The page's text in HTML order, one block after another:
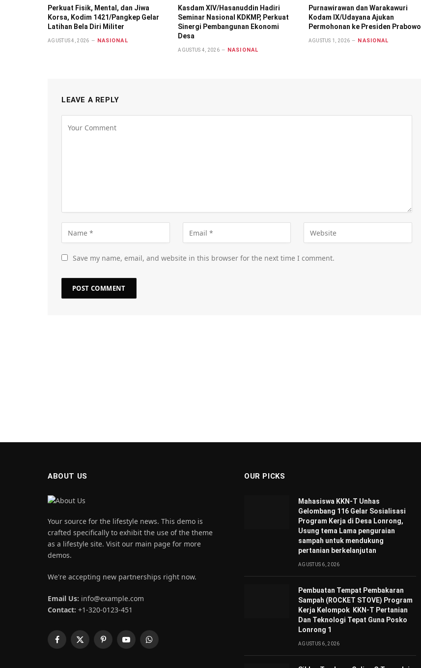
Perkuat Fisik, Mental, dan Jiwa
Korsa, Kodim 1421/Pangkep Gelar
Latihan Bela Diri Militer
AGUSTUS 4, 2026 NASIONAL
Kasdam XIV/Hasanuddin Hadiri
Seminar Nasional KDKMP, Perkuat
Sinergi Pembangunan Ekonomi
Desa
AGUSTUS 4, 2026 NASIONAL
Purnawirawan dan Warakawuri
Kodam IX/Udayana Ajukan
Permohonan ke Presiden Prabowo
AGUSTUS 1, 2026 NASIONAL
LEAVE A REPLY
Save my name, email, and website in this browser for the next time I comment.
ABOUT US
Your source for the lifestyle news. This demo is
crafted specifically to exhibit the use of the theme
as a lifestyle site. Visit our main page for more
demos.
We're accepting new partnerships right now.
Email Us: info@example.com
Contact: +1-320-0123-451
Facebook
X
PinterestYouTubeWhatsApp
OUR PICKS
Mahasiswa KKN-T Unhas
Gelombang 116 Gelar Sosialisasi
Program Kerja di Desa Lonrong,
Usung tema Lama penguraian
sampah untuk mendukung
pertanian berkelanjutan
AGUSTUS 6, 2026
Pembuatan Tempat Pembakaran
Sampah (ROCKET STOVE) Program
Kerja Kelompok KKN-T Pertanian
Dan Teknologi Tepat Guna Posko
Lonrong 1
AGUSTUS 6, 2026